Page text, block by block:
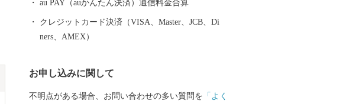
au PAY（auかんたん決済）通信料金合算
クレジットカード決済（VISA、Master、JCB、Di
ners、AMEX）
お申し込みに関して
不明点がある場合、お問い合わせの多い質問を 「よく